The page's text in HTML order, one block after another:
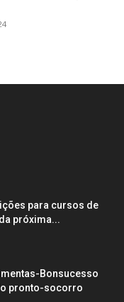
para cursos de
próxima...
Bonsucesso
pronto-socorro